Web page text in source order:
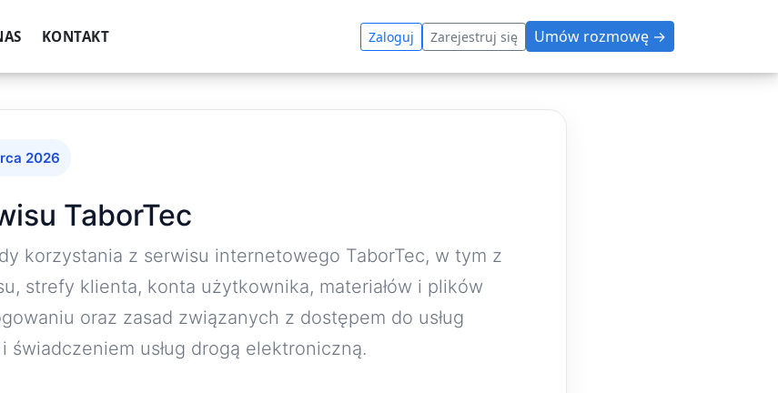
KONTAKT Zaloguj Zarejestruj się Umów rozmowę →
2026
TaborTec
korzystania z serwisu internetowego TaborTec, w tym z
strefy klienta, konta użytkownika, materiałów i plików
oraz zasad związanych z dostępem do usług
świadczeniem usług drogą elektroniczną.